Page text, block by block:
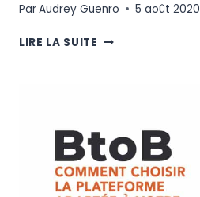
ParAudrey Guenro 5 août 2020
LIRE LA SUITE SYNOLIA
MIGRATION
VERS
MAGENTO